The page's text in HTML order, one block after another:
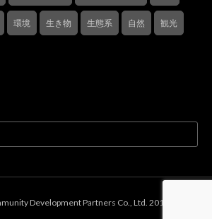
環境 生き物 生態系 自然 観光
Development Partners Co., Ltd. 2018